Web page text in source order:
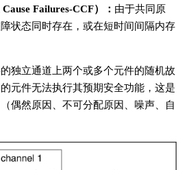
Failures-CCF）： 由于共同原
状态同时存在，或在短时间间隔内存
独立通道上两个或多个元件的随机故
元件无法执行其预期安全功能，这是
偶然原因、不可分配原因、噪声、自